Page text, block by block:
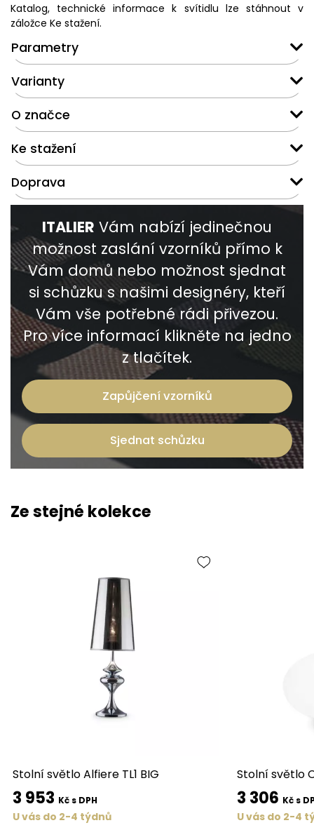
Katalog, technické informace k svítidlu lze stáhnout v
záložce Ke stažení.
Parametry
Varianty
O značce
Ke stažení
Doprava
ITALIER Vám nabízí jedinečnou
možnost zaslání vzorníků přímo k
Vám domů nebo možnost sjednat
si schůzku s našimi designéry, kteří
Vám vše potřebné rádi přivezou.
Pro více informací klikněte na jedno
z tlačítek.
Zapůjčení vzorníků
Sjednat schůzku
Ze stejné kolekce
Stolní světlo Alfiere TL1 BIG
3 953 Kč s DPH
U vás do 2-4 týdnů
Stolní světlo
3 306 Kč s
U vás do 2-4